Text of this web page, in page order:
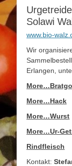
Solawi
www.bio-
Wir
Erlangen,
More…Hack
More…Wurst
More…Ur-
Rindfleisch
Kontakt: